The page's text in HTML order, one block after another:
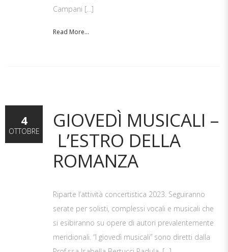
Campani […]
Read More...
GIOVEDÌ MUSICALI –
L’ESTRO DELLA
ROMANZA
Riparte l’attività concertistica 2023. Seguiranno
serate per solisti, complessi vocali e musicali che
si esibiranno su opere di autori prevalentemente
meridionali. “I giovedì musicali” sono diretti dalla
4
OTTOBRE